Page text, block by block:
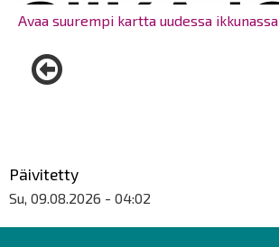
Avaa suurempi kartta uudessa ikkunassa
Päivitetty
Su, 09.08.2026 - 04:02